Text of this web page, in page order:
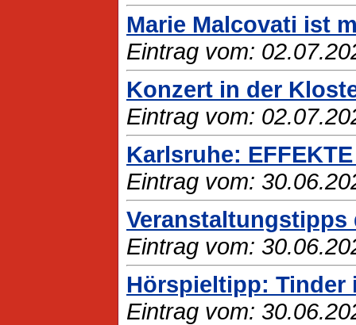
Marie Malcovati ist
Eintrag vom:
Konzert in der
Eintrag vom:
Karlsruhe:
Eintrag vom:
Veranstaltungstipps
Eintrag vom:
Hörspieltipp: Tinder
Eintrag vom: